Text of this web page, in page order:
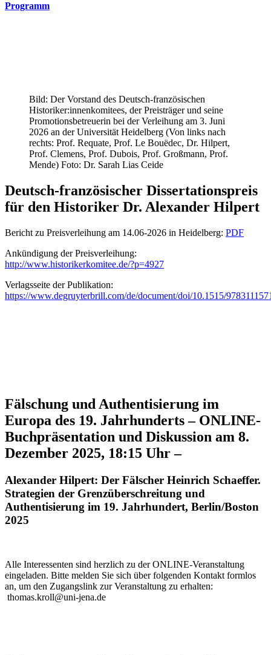
Programm
Bild: Der Vorstand des Deutsch-französischen
Historiker:innenkomitees, der Preisträger und seine
Promotionsbetreuerin bei der Verleihung am 3. Juni
2026 an der Universität Heidelberg (Von links nach
rechts: Prof. Requate, Prof. Le Bouëdec, Dr. Hilpert,
Prof. Clemens, Prof. Dubois, Prof. Großmann, Prof.
Mende) Foto: Dr. Sarah Lias Ceide
Deutsch-französischer Dissertationspreis
für den Historiker Dr. Alexander Hilpert
Bericht zu Preisverleihung am 14.06-2026 in Heidelberg: PDF
Ankündigung der Preisverleihung:
http://www.historikerkomitee.de/?p=4927
Verlagsseite der Publikation:
https://www.degruyterbrill.com/de/document/doi/10.1515/
Fälschung und Authentisierung im
Europa des 19. Jahrhunderts – ONLINE-
Buchpräsentation und Diskussion am 8.
Dezember 2025, 18:15 Uhr –
Alexander Hilpert: Der Fälscher Heinrich Schaeffer.
Strategien der Grenzüberschreitung und
Authentisierung im 19. Jahrhundert, Berlin/Boston
2025
Alle Interessenten sind herzlich zu der ONLINE-Veranstaltung
eingeladen. Bitte melden Sie sich über folgenden Kontakt formlos
an, um den Zugangslink zur Veranstaltung zu erhalten:
thomas.kroll@uni-jena.de